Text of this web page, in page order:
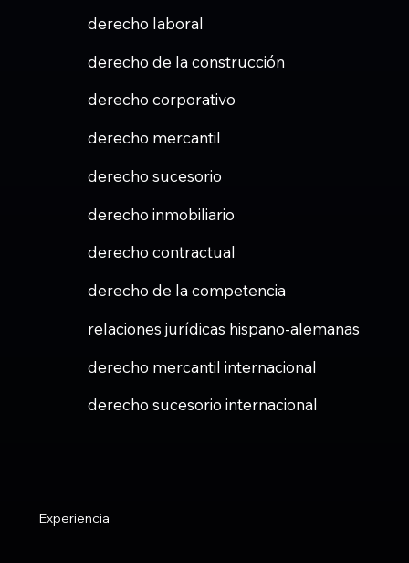
derecho laboral
derecho de la construcción
derecho corporativo
derecho mercantil
derecho sucesorio
derecho inmobiliario
derecho contractual
derecho de la competencia
relaciones jurídicas hispano-alemanas
derecho mercantil internacional
derecho sucesorio internacional
Experiencia